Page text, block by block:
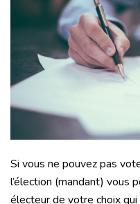
Si vous ne pouvezpas
l’élection (mandant) vous
électeur de votre choix